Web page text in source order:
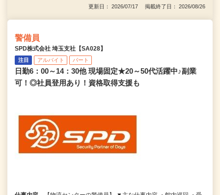
更新日： 2026/07/17 掲載終了日： 2026/08/26
警備員
SPD株式会社 埼玉支社【SA028】
注目 アルバイト パート
日勤6：00～14：30他 現場固定★20～50代活躍中♪副業
可！◎社員登用あり！資格取得支援も